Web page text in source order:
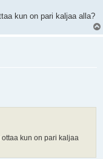
kun on pari kaljaa alla?
kun on pari kaljaa